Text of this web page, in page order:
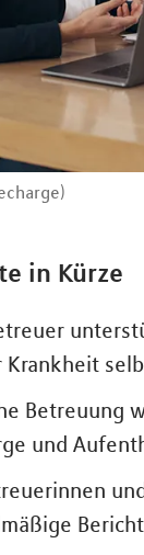
in Kürze
Betreuung
und